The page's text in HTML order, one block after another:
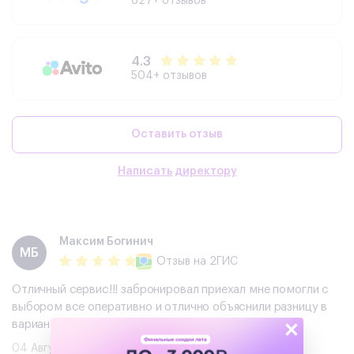
4.3
504+ отзывов
Оставить отзыв
Написать директору
МБ
Максим Богинич
Отзыв на 2ГИС
Отличный сервис!!! забронировал приехал мне помогли с
выбором все оперативно и отлично объяснили разницу в
вариантах
04 Августа 2026
×